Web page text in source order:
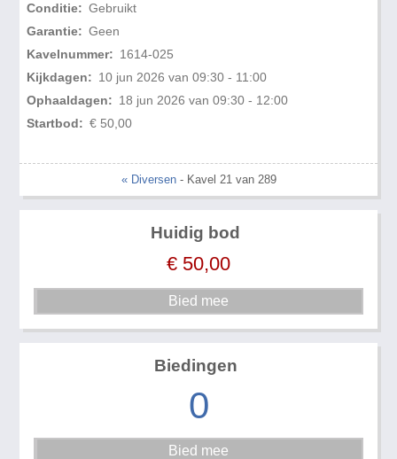
Conditie: Gebruikt
Garantie: Geen
Kavelnummer: 1614-025
Kijkdagen: 10 jun 2026 van 09:30 - 11:00
Ophaaldagen: 18 jun 2026 van 09:30 - 12:00
Startbod: € 50,00
« Diversen- Kavel 21 van 289
Huidig bod
€ 50,00
Biedingen
0